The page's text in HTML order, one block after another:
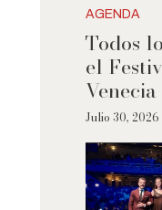
AGENDA
Todos
el
Julio 30, 2026